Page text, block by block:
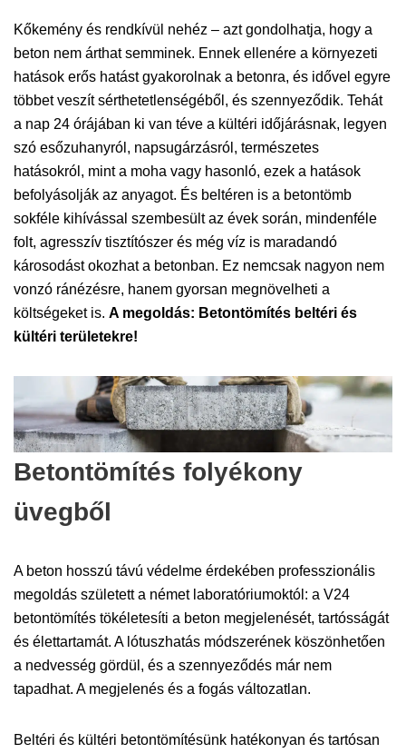
Kőkemény és rendkívül nehéz – azt gondolhatja, hogy a
beton nem árthat semminek. Ennek ellenére a környezeti
hatások erős hatást gyakorolnak a betonra, és idővel egyre
többet veszít sérthetetlenségéből, és szennyeződik. Tehát
a nap 24 órájában ki van téve a kültéri időjárásnak, legyen
szó esőzuhanyról, napsugárzásról, természetes
hatásokról, mint a moha vagy hasonló, ezek a hatások
befolyásolják az anyagot. És beltéren is a betontömb
sokféle kihívással szembesült az évek során, mindenféle
folt, agresszív tisztítószer és még víz is maradandó
károsodást okozhat a betonban. Ez nemcsak nagyon nem
vonzó ránézésre, hanem gyorsan megnövelheti a
költségeket is. A megoldás: Betontömítés beltéri és
kültéri területekre!
Betontömítés folyékony
üvegből
A beton hosszú távú védelme érdekében professzionális
megoldás született a német laboratóriumoktól: a V24
betontömítés tökéletesíti a beton megjelenését, tartósságát
és élettartamát. A lótuszhatás módszerének köszönhetően
a nedvesség gördül, és a szennyeződés már nem
tapadhat. A megjelenés és a fogás változatlan.
Beltéri és kültéri betontömítésünk hatékonyan és tartósan